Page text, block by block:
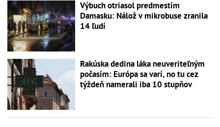
Výbuch otriasol predmestím
Damasku: Nálož v mikrobuse zranila
14 ľudí
Rakúska dedina láka neuveriteľným
počasím: Európa sa varí, no tu cez
týždeň namerali iba 10 stupňov